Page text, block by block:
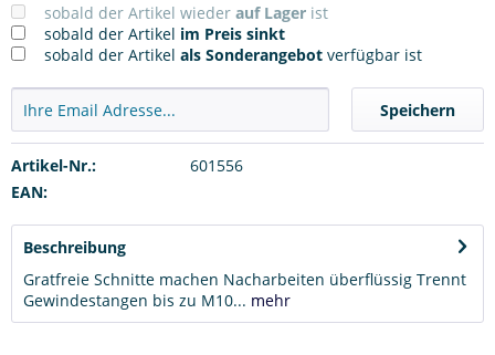
sobald der Artikel wieder auf Lager ist
sobald der Artikel im Preis sinkt
sobald der Artikel als Sonderangebot verfügbar ist
Speichern
Artikel-Nr.:
601556
EAN:
Beschreibung
Gratfreie Schnitte machen Nacharbeiten überflüssig Trennt
Gewindestangen bis zu M10... mehr